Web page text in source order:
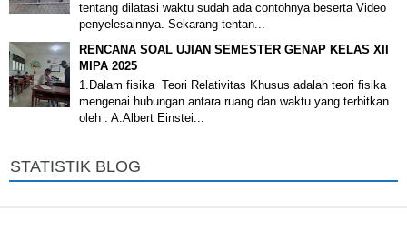
tentang dilatasi waktu sudah ada contohnya beserta Video
penyelesainnya. Sekarang tentan...
RENCANA SOAL UJIAN SEMESTER GENAP KELAS XII
MIPA 2025
1.Dalam fisika Teori Relativitas Khusus adalah teori fisika
mengenai hubungan antara ruang dan waktu yang terbitkan
oleh : A.Albert Einstei...
STATISTIK BLOG